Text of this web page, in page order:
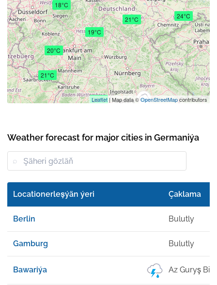
18°C
19°C
21°C
24°C
24°C
21°C
20°C
Leaflet| Map data ©OpenStreetMapcontributors
Weather forecast for major cities in Germaniýa
Locationerleşýän ýeri Çaklama
Berlin Bulutly
Gamburg Bulutly
Bawariýa Az Guryş